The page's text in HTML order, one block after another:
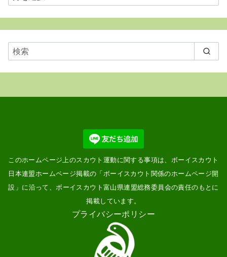
ご
と
表
示
このホームページ上のスカウト運動に関する事項は、ボーイスカウト
日本連盟ホームページ掲載の「ボーイスカウト関係のホームページ開
設 」に沿って、ボーイスカウト富山県連盟総務委員会の責任のもとに
掲載しています。
プライバシーポリシー